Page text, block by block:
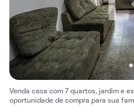
Venda casa com 7 quartos, jardim e
oportunidade de compra para sua